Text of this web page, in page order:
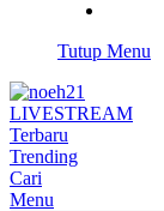
Tutup Menu
LIVESTREAM
Terbaru
Trending
Cari
Menu